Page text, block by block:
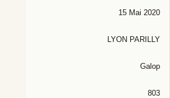
15 Mai 2020
LYON PARILLY
Galop
803